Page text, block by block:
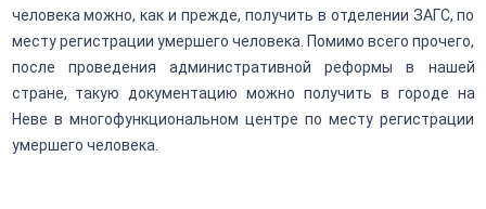
человека можно, как и прежде, получить в отделении ЗАГС, по
месту регистрации умершего человека. Помимо всего прочего,
после проведения административной реформы в нашей
стране, такую документацию можно получить в городе на
Неве в многофункциональном центре по месту регистрации
умершего человека.